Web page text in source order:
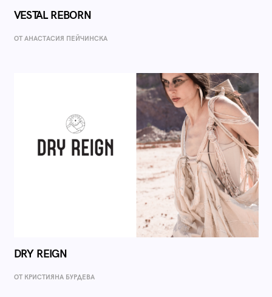
VESTAL REBORN
ОТ AНАСТАСИЯ ПЕЙЧИНСКА
DRY REIGN
ОТ КРИСТИЯНА БУРДЕВА